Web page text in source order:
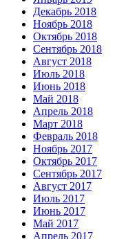
Декабрь 2018
Ноябрь 2018
Октябрь 2018
Сентябрь 2018
Август 2018
Июль 2018
Июнь 2018
Май 2018
Апрель 2018
Март 2018
Февраль 2018
Ноябрь 2017
Октябрь 2017
Сентябрь 2017
Август 2017
Июль 2017
Июнь 2017
Май 2017
Апрель 2017